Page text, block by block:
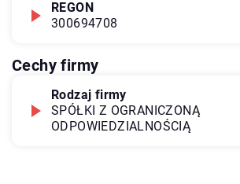
REGON
300694708
Cechy firmy
Rodzaj firmy
SPÓŁKI Z OGRANICZONĄ
ODPOWIEDZIALNOŚCIĄ